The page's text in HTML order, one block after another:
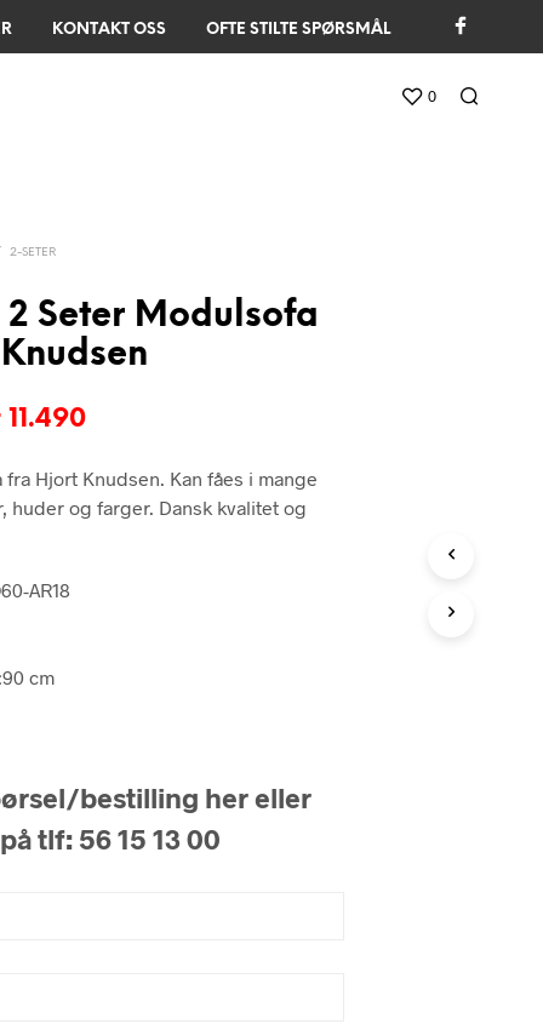
KONTAKT OSS OFTE STILTE SPØRSMÅL
0
2-SETER
Seter Modulsofa
11.490Nåværende
er:
Hjort Knudsen. Kan fåes i mange
huder og farger. Dansk kvalitet og
AR18
cm
bestilling her eller
tlf: 56 15 13 00